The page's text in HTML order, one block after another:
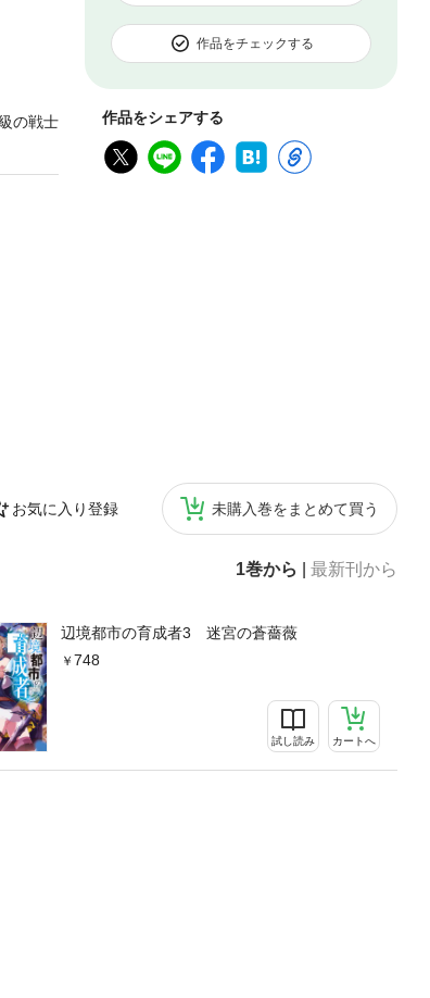
作品をチェックする
作品をシェアする
お気に入り登録 未購入巻をまとめて買う
1巻から 最新刊から
辺境都市の育成者3 迷宮の蒼薔薇
748
試し読み カートへ
の戦士